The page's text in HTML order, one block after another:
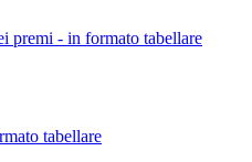
premi - in formato tabellare
tabellare